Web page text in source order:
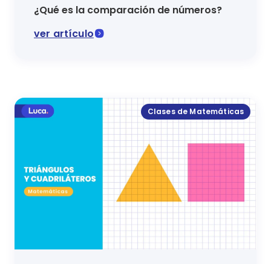
¿Qué es la comparación de números?
ver artículo
Clases de Matemáticas